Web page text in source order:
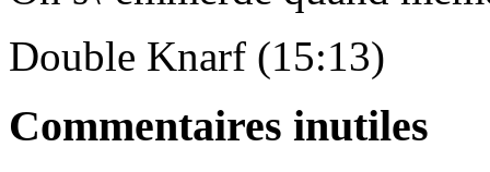
Double Knarf (15:13)
Commentaires inutiles